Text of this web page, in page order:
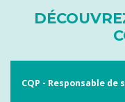
CQP - Responsable